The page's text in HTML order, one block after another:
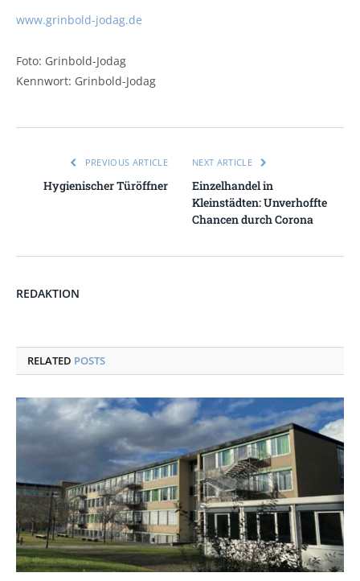
www.grinbold-jodag.de
Foto: Grinbold-Jodag
Kennwort: Grinbold-Jodag
PREVIOUS ARTICLE
Hygienischer Türöffner
NEXT ARTICLE
Einzelhandel in
Kleinstädten: Unverhoffte
Chancen durch Corona
REDAKTION
RELATED POSTS